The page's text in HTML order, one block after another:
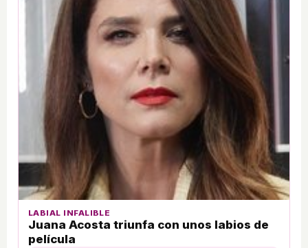
LABIAL INFALIBLE
Juana Acosta triunfa con unos labios de
película